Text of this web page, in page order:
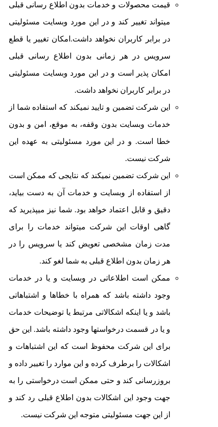
قیمت محصولات و خدمات بدون اطلاع رسانی قبلی
میتواند تغییر کند و در این مورد وبسایت مسئولیتی
در برابر کاربران نخواهد داشت.امکان تغییر یا قطع
سرویس در هر زمانی بدون اطلاع رسانی قبلی
امکان پذیر است و در این مورد وبسایت مسئولیتی
در برابر کاربران نخواهد داشت.
این شرکت تضمین و تایید نمیکند که استفاده شما از
خدمات وبسایت بدون وقفه، به موقع، امن و بدون
خطا است. و در این مورد مسئولیتی به عهده این
شرکت نیست.
این شرکت تضمین نمیکند که نتایجی که ممکن است
از استفاده از وبسایت و خدمات آن به دست بیاید،
دقیق و قابل اعتماد خواهد بود. شما نیز میپذیرید که
گاهی اوقات این شرکت میتواند خدمات را برای
مدت زمان مشخصی تعویض کند یا سرویس را در
هر زمان بدون اطلاع قبلی به شما لغو کند.
ممکن است اطلاعاتی در وبسایت و یا در خدمات
وجود داشته باشد که همراه با خطاها و اشتباهاتی
باشد و یا اینکه اشکالاتی مرتبط یا توضیحات خدمات
و یا در قسمت درخواستها وجود داشته باشد. این حق
برای این شرکت محفوظ است که این اشتباهات و
اشکالات را برطرف کرده و این موارد را تغییر داده و
بروزرسانی کند و حتی ممکن است درخواستی را به
جهت وجود این اشکالات بدون اطلاع قبلی رد کند و
از این جهت مسئولیتی متوجه این شرکت نیست.